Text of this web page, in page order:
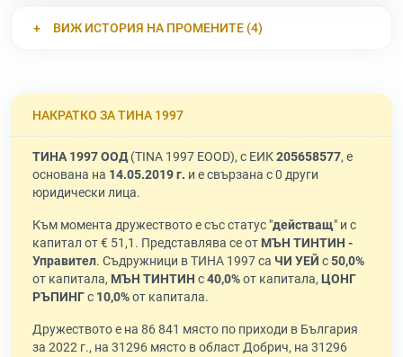
ВИЖ ИСТОРИЯ НА ПРОМЕНИТЕ (4)
НАКРАТКО ЗА ТИНА 1997
ТИНА 1997 ООД(TINA 1997 EOOD), с ЕИК205658577, е
основана на 14.05.2019 г. и е свързана с 0 други
юридически лица.
Към момента дружеството е със статус "действащ" и с
капитал от € 51,1. Представлява се от МЪН ТИНТИН -
Управител. Съдружници в ТИНА 1997 са ЧИ УЕЙ с50,0%
от капитала, МЪН ТИНТИН с40,0%от капитала, ЦОНГ
РЪПИНГс 10,0%от капитала.
Дружеството е на 86 841 място по приходи в България
за 2022 г., на 31296 място в област Добрич, на 31296